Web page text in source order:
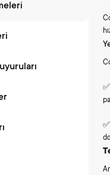
✅
✅